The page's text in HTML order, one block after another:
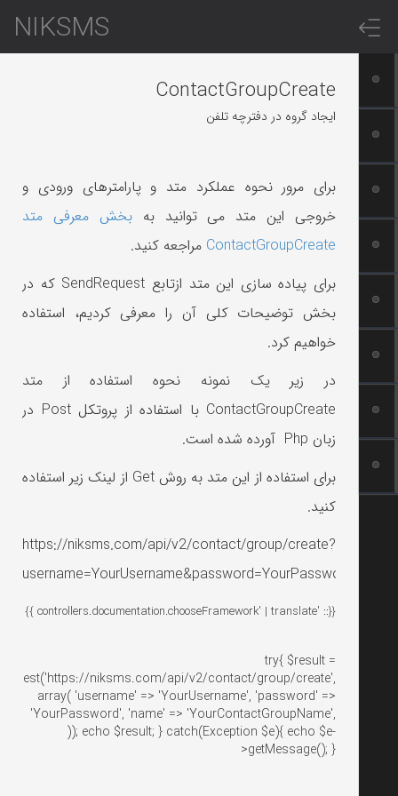
NIKSMS
ContactGroupCreate
ایجاد گروه در دفترچه تلفن
برای مرور نحوه عملکرد متد و پارامترهای ورودی و
خروجی این متد می توانید بهبخش معرفی متد
ContactGroupCreate مراجعه کنید.
برای پیاده سازی این متد ازتابع SendRequest که در
بخش توضیحات کلی آن را معرفی کردیم، استفاده
خواهیم کرد.
در زیر یک نمونه نحوه استفاده از متد
ContactGroupCreate با استفاده از پروتکل Post در
زبان Php آورده شده است.
برای استفاده از این متد به روش Get از لینک زیر استفاده
کنید.
https://niksms.com/api/v2/contact/group/create?
{{:: 'controllers.documentation.chooseFramework' | translate }}
try{ $result =
niksms.com/api/v2/contact/group/create',
array( 'username' => 'YourUsername', 'password' =>
'YourPassword', 'name' => 'YourContactGroupName',
)); echo $result; } catch(Exception $e){ echo $e-
>getMessage(); }